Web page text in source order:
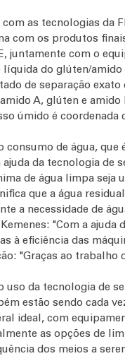
as tecnologias da
com os produtos
juntamente com o
líquida do glúten/
de separação
A, glúten e
úmido é
consumo de água,
da tecnologia de
de água limpa seja
que a água
a necessidade de
"Com a
à eficiência das
"Graças ao
uso da tecnologia de
estão sendo cada
ideal, com
as opções de
dos meios a